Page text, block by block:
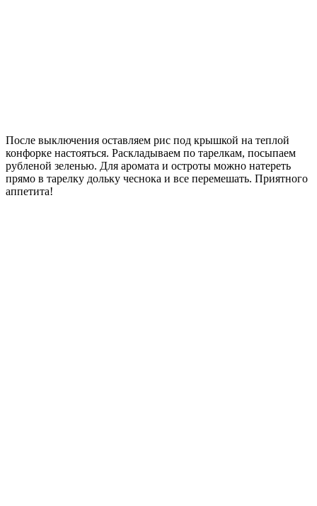
После выключения оставляем рис под крышкой на теплой
конфорке настояться. Раскладываем по тарелкам, посыпаем
рубленой зеленью. Для аромата и остроты можно натереть
прямо в тарелку дольку чеснока и все перемешать. Приятного
аппетита!